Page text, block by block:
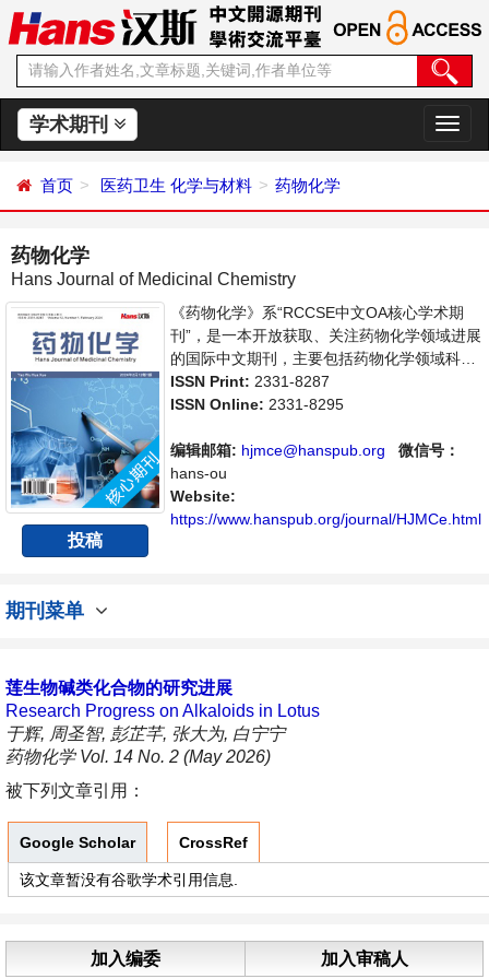
学术期刊
切
换
首页 医药卫生 化学与材料 药物化学
药物化学
Hans Journal of Medicinal Chemistry
投稿
《药物化学》系“RCCSE中文OA核心学术期
刊”，是一本开放获取、关注药物化学领域进展
的国际中文期刊，主要包括药物化学领域科研
成果及科技信息的最新成果介绍，学者讨论，
某一领域的研究进展和专业评论等多方面的内
人员提供一个传播、分享和讨论药物化学领域
内不同方向问题与发展的交流平台。
ISSN Print: 2331-8287
ISSN Online: 2331-8295
编辑邮箱: hjmce@hanspub.org
微信号：
hans-ou
Website:
https://www.hanspub.org/journal/HJMCe.html
期刊菜单
莲生物碱类化合物的研究进展
Research Progress on Alkaloids in Lotus
于辉, 周圣智, 彭芷芊, 张大为, 白宁宁
药物化学 Vol. 14 No. 2 (May 2026)
被下列文章引用：
Google Scholar CrossRef
该文章暂没有谷歌学术引用信息.
加入编委 加入审稿人